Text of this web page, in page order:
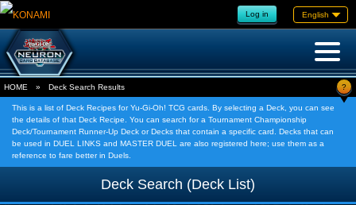
Log in English
HOME » Deck Search Results ?
This is a list of Deck Recipes for Yu-Gi-Oh! TCG cards. By selecting a Deck, you can see
the details of that Deck Recipe. You can search for a Tournament Championship
Deck/Tournament Runner-Up Deck or Decks that contain a specific card. Decks that can
be used in DUEL LINKS and MASTER DUEL are also registered here; use them as a
reference to fare better in Duels.
Deck Search (Deck List)